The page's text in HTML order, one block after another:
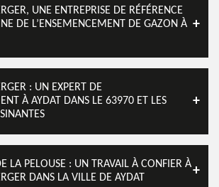
UNE ENTREPRISE DE RÉFÉRENCE
DE L’ENSEMENCEMENT DE GAZON À
: UN EXPERT DE
À AYDAT DANS LE 63970 ET LES
LA PELOUSE : UN TRAVAIL À CONFIER À
DANS LA VILLE DE AYDAT